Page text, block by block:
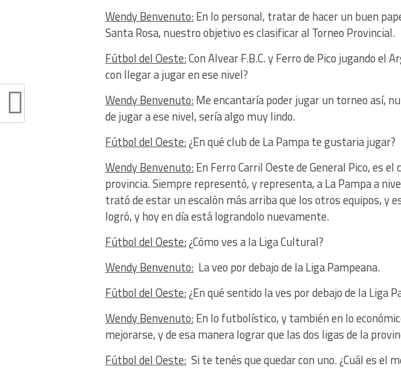
Wendy Benvenuto:En lo personal, tratar de hacer un buen
Santa Rosa, nuestro objetivo es clasificar al Torneo Provincial.
Fútbol del Oeste:Con Alvear F.B.C. y Ferro de Pico jugando el
con llegar a jugar en ese nivel?
Wendy Benvenuto:Me encantaría poder jugar un torneo así,
de jugar a ese nivel, sería algo muy lindo.
Fútbol del Oeste:¿En qué club de La Pampa te gustaria jugar?
Wendy Benvenuto:En Ferro Carril Oeste de General Pico, es
provincia. Siempre representó, y representa, a La Pampa a
trató de estar un escalón más arriba que los otros equipos, y
logró, y hoy en día está lograndolo nuevamente.
Fútbol del Oeste:¿Cómo ves a la Liga Cultural?
Wendy Benvenuto: La veo por debajo de la Liga Pampeana.
Fútbol del Oeste:¿En qué sentido la ves por debajo de la Liga
Wendy Benvenuto:En lo futbolístico, y también en lo
mejorarse, y de esa manera lograr que las dos ligas de la
Fútbol del Oeste: Si te tenés que quedar con uno. ¿Cuál es el